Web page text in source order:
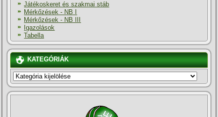
Játékoskeret és szakmai stáb
Mérkőzések - NB I
Mérkőzések - NB III
Igazolások
Tabella
KATEGÓRIÁK
KATEGÓRIÁK